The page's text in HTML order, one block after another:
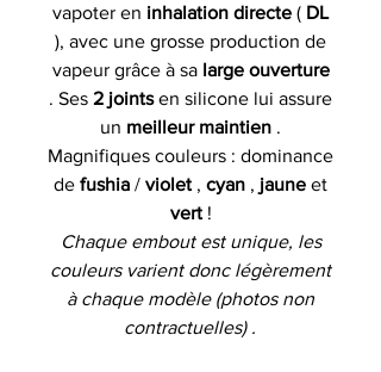
vapoter en inhalation directe ( DL
), avec une grosse production de
vapeur grâce à sa large ouverture
. Ses 2 jointsen silicone lui assure
un meilleur maintien .
Magnifiques couleurs : dominance
de fushia / violet , cyan , jaune et
vert !
Chaque embout est unique, les
couleurs varient donc légèrement
à chaque modèle (photos non
contractuelles) .